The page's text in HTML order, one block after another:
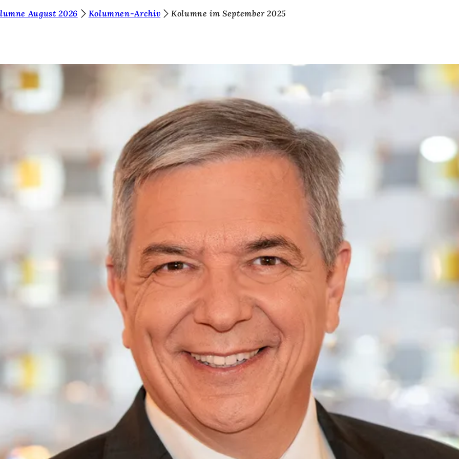
August 2026 Kolumnen-Archiv
Kolumne im September 2025